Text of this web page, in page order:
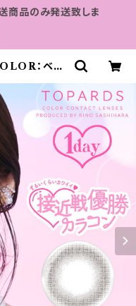
商品のみ発送致しま
：ベイ
カラコン T
ン MAHA